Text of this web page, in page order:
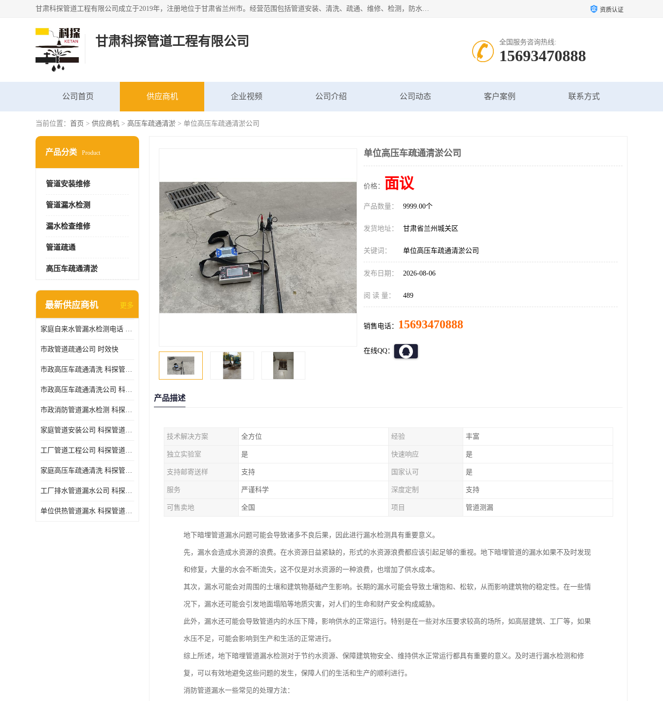
甘肃科探管道工程有限公司成立于2019年，注册地位于甘肃省兰州市。经营范围包括管道安装、清洗、疏通、维修、检测，防水工程，工程钻孔，化粪池清理，暖气安装，给排水管道安装维修，室内外管道如消防、供水、供热管道漏水检测定位，室内外防水堵漏等。 资质认证
甘肃科探管道工程有限公司 全国服务咨询热线:
15693470888
公司首页 供应商机 企业视频 公司介绍 公司动态 客户案例 联系方式
当前位置： 首页 > 供应商机 > 高压车疏通清淤 > 单位高压车疏通清淤公司
产品分类 Product
管道安装维修
管道漏水检测
漏水检查维修
管道疏通
高压车疏通清淤
最新供应商机 更多
家庭自来水管漏水检测电话 服务周到
市政管道疏通公司 时效快
市政高压车疏通清洗 科探管道工程 设备齐
市政高压车疏通清洗公司 科探管道工程 经验丰富
市政消防管道漏水检测 科探管道工程 快速上门
家庭管道安装公司 科探管道工程 团队服务
工厂管道工程公司 科探管道工程 时效快
家庭高压车疏通清洗 科探管道工程 服务周到
工厂排水管道漏水公司 科探管道工程 快速上门
单位供热管道漏水 科探管道工程 设备齐
单位高压车疏通清淤公司
价格： 面议
产品数量： 9999.00个
发货地址： 甘肃省兰州城关区
关键词： 单位高压车疏通清淤公司
发布日期： 2026-08-06
阅 读 量： 489
销售电话： 15693470888
在线QQ：
产品描述
技术解决方案 全方位 经验 丰富
独立实验室 是 快速响应 是
支持邮寄送样 支持 国家认可 是
服务 严谨科学 深度定制 支持
可售卖地 全国 项目 管道测漏
地下暗埋管道漏水问题可能会导致诸多不良后果，因此进行漏水检测具有重要意义。
先，漏水会造成水资源的浪费。在水资源日益紧缺的，形式的水资源浪费都应该引起足够的重视。地下暗埋管道的漏水如果不及时发现
和修复，大量的水会不断流失，这不仅是对水资源的一种浪费，也增加了供水成本。
其次，漏水可能会对周围的土壤和建筑物基础产生影响。长期的漏水可能会导致土壤饱和、松软，从而影响建筑物的稳定性。在一些情
况下，漏水还可能会引发地面塌陷等地质灾害，对人们的生命和财产安全构成威胁。
此外，漏水还可能会导致管道内的水压下降，影响供水的正常运行。特别是在一些对水压要求较高的场所，如高层建筑、工厂等，如果
水压不足，可能会影响到生产和生活的正常进行。
综上所述，地下暗埋管道漏水检测对于节约水资源、保障建筑物安全、维持供水正常运行都具有重要的意义。及时进行漏水检测和修
复，可以有效地避免这些问题的发生，保障人们的生活和生产的顺利进行。
消防管道漏水一些常见的处理方法：